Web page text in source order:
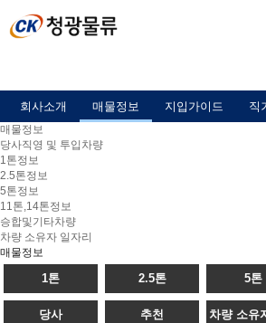
회사소개 매물정보 지입가이드 직
매물정보
당사직영 및 투입차량
1톤정보
2.5톤정보
5톤정보
11톤,14톤정보
승합및기타차량
차량 소유자 일자리
매물정보
1톤 2.5톤 5톤
당사 추천 차량 소유